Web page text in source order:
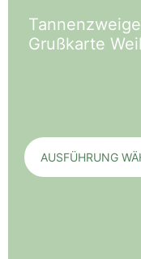
Grußkarte
AUSFÜHRUNG